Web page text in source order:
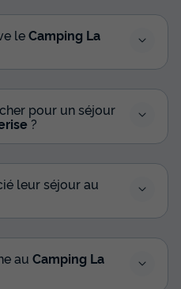
leCamping La
pour un séjour
?
leur séjour au
au Camping La